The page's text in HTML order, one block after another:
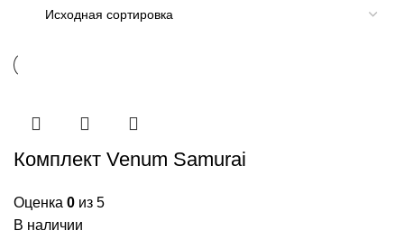
Комплект Venum Samurai
Оценка 0 из 5
В наличии